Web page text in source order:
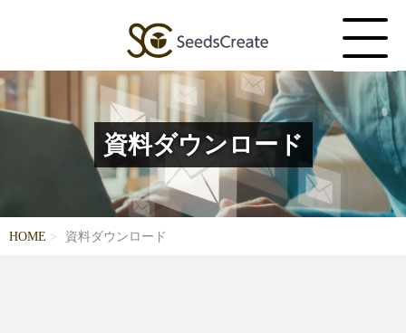
資料ダウンロード
HOME 資料ダウンロード